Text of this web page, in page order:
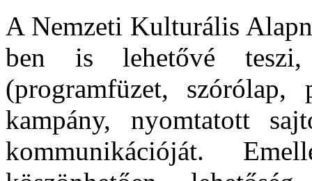
A Nemzeti Kulturális
ben is lehetővé teszi,
(programfüzet,
kampány, nyomtatott
kommunikációját.